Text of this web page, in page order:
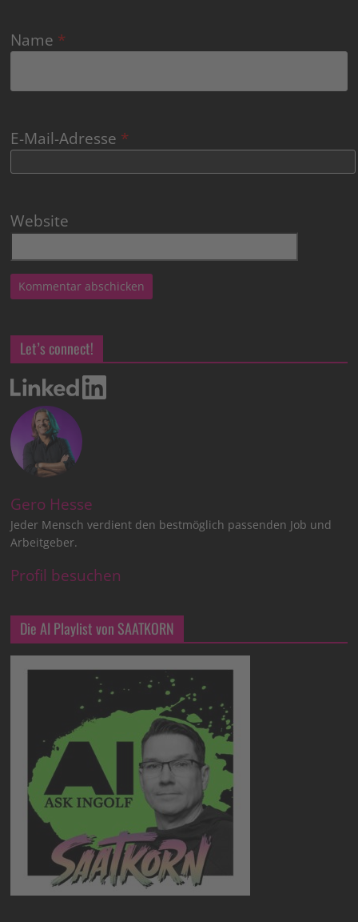
Name *
E-Mail-Adresse *
Website
Let’s connect!
Gero Hesse
Jeder Mensch verdient den bestmöglich passenden Job und
Arbeitgeber.
Profil besuchen
Die AI Playlist von SAATKORN